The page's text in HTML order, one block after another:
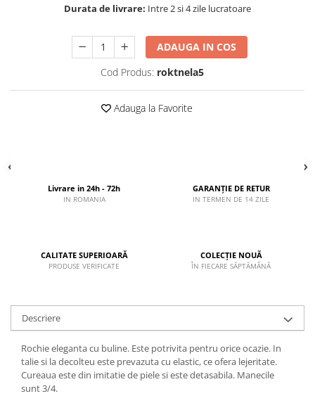
Durata de livrare: Intre 2 si 4 zile lucratoare
ADAUGA IN COS
Cod Produs: roktnela5
Adauga la Favorite
Livrare in 24h - 72h
IN ROMANIA
GARANȚIE DE RETUR
IN TERMEN DE 14 ZILE
CALITATE SUPERIOARĂ
PRODUSE VERIFICATE
COLECȚIE NOUĂ
ÎN FIECARE SĂPTĂMÂNĂ
Descriere
Rochie eleganta cu buline. Este potrivita pentru orice ocazie. In
talie si la decolteu este prevazuta cu elastic, ce ofera lejeritate.
Cureaua este din imitatie de piele si este detasabila. Manecile
sunt 3/4.